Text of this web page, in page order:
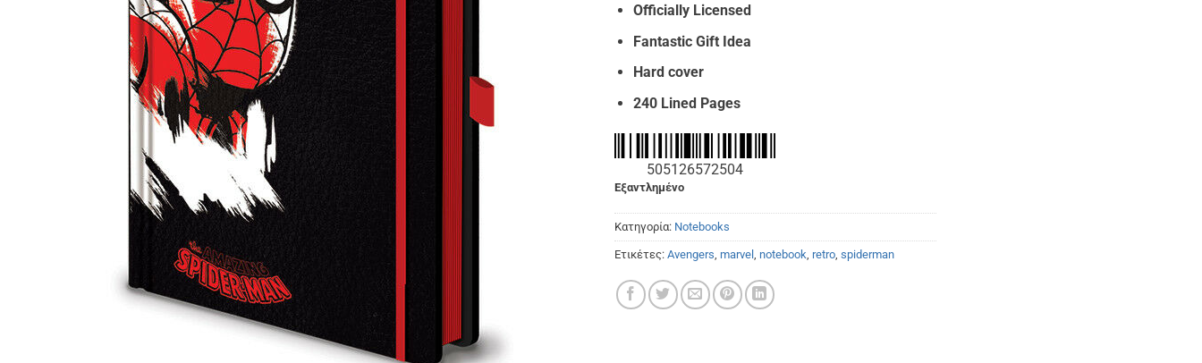
Officially Licensed
Fantastic Gift Idea
Hard cover
240 Lined Pages
505126572504
Εξαντλημένο
Κατηγορία: Notebooks
Ετικέτες: Avengers marvel notebook retro spiderman